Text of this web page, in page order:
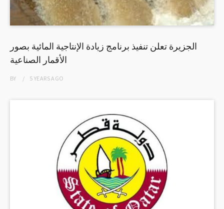
الجزيرة تعلن تنفيذ برنامج زيادة الإنتاجية المائية بصور
الأقمار الصناعية
BY 5 YEARSAGO